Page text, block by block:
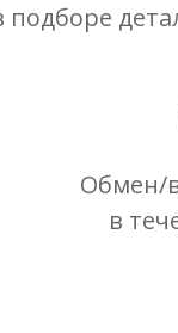
Обмен/
в